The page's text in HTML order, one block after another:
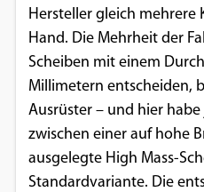
Hersteller gleich mehrere
Hand. Die Mehrheit der
Scheiben mit einem
Millimetern entscheiden,
Ausrüster – und hier habe
zwischen einer auf hohe
ausgelegte High Mass-
Standardvariante. Die
EXTERNE
Um Inhalte von
Social Media
können, werden
Medien Cookies